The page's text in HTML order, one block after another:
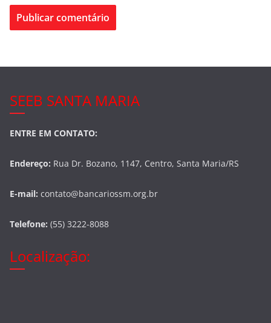
SEEB SANTA MARIA
ENTRE EM CONTATO:
Endereço: Rua Dr. Bozano, 1147, Centro, Santa Maria/RS
E-mail: contato@bancariossm.org.br
Telefone: (55) 3222-8088
Localização: